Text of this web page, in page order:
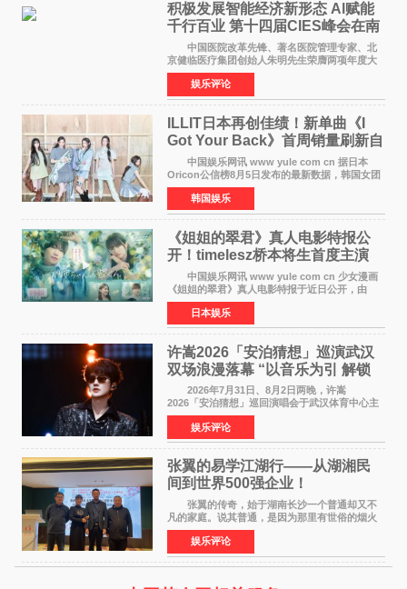
积极发展智能经济新形态 Al赋能
千行百业 第十四届CIES峰会在南
京盛大召开
中国医院改革先锋、著名医院管理专家、北
京健临医疗集团创始人朱明先生荣膺两项年度大
奖 2026年7月31日，盛夏金陵，长江之畔，
以重落地·真务实·强链接为主题的2026&lsquo;人
工智能+&rsquo
娱乐评论
ILLIT日本再创佳绩！新单曲《I
Got Your Back》首周销量刷新自
身纪录
中国娱乐网讯 www yule com cn 据日本
Oricon公信榜8月5日发布的最新数据，韩国女团
ILLIT在日本发行的第二张单曲《I Got Your
Back》首周销量达到71,009张，成功跻身最新一
期周单曲排行
韩国娱乐
《姐姐的翠君》真人电影特报公
开！timelesz桥本将生首度主演
12月4日上映
中国娱乐网讯 www yule com cn 少女漫画
《姐姐的翠君》真人电影特报于近日公开，由
timelesz成员桥本将生担任主演，这也是他首次
担任电影主演，引发高度关注。 女高中生咲
苗翠（中岛瑠菜
日本娱乐
许嵩2026「安泊猜想」巡演武汉
双场浪漫落幕 “以音乐为引 解锁
江城记忆”
2026年7月31日、8月2日两晚，许嵩
2026「安泊猜想」巡回演唱会于武汉体育中心主
体育场盛大开唱。许嵩与数万歌迷在此相聚，从
浪漫惬意的舞台设计到充满诚意与惊喜的现场互
动，共同开启了一场关于
娱乐评论
张翼的易学江湖行——从湖湘民
间到世界500强企业！
张翼的传奇，始于湖南长沙一个普通却又不
凡的家庭。说其普通，是因为那里有世俗的烟火
气；说其不凡，是因为家中有一位洞悉天地玄机
的长者——他的爷爷。作为当地的风水师，爷爷
是张翼走进易学
娱乐评论